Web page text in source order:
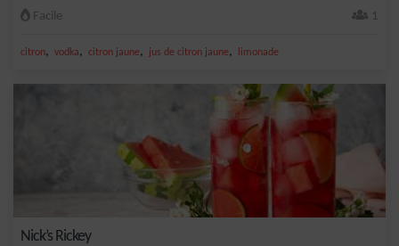
Facile 1
citron, vodka, citron jaune, jus de citron jaune, limonade
Nick’s Rickey